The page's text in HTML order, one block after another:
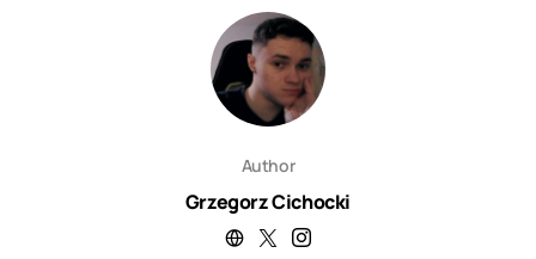
Author
Grzegorz Cichocki